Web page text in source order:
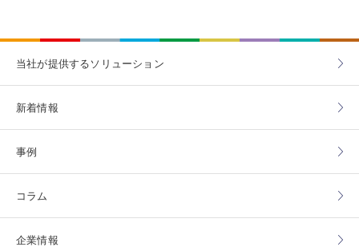
当社が提供する ソリューション
新着情報
事例
コラム
企業情報